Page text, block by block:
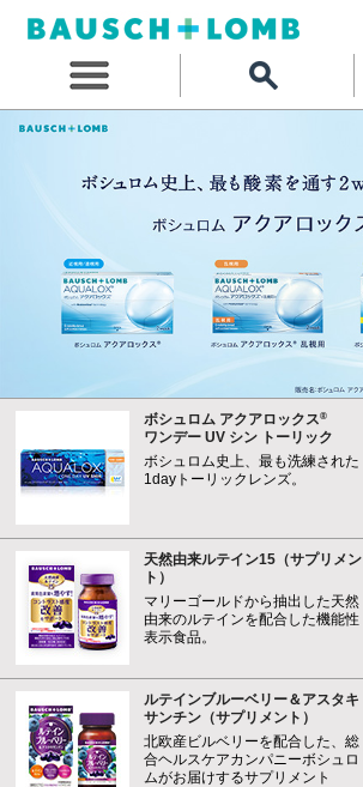
ボシュロム アクアロックス®
ワンデー UV シン トーリック
ボシュロム史上、最も洗練された
1dayトーリックレンズ。
天然由来ルテイン15（サプリメン
ト）
マリーゴールドから抽出した天然
由来のルテインを配合した機能性
表示食品。
ルテインブルーベリー＆アスタキ
サンチン（サプリメント）
北欧産ビルベリーを配合した、総
合ヘルスケアカンパニーボシュロ
ムがお届けするサプリメント